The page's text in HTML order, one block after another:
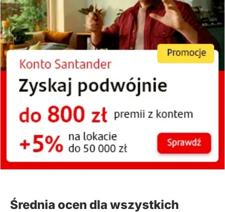
(zgłoś, jeśli ten opis wprowadza w błąd)
Średnia ocen dla wszystkich